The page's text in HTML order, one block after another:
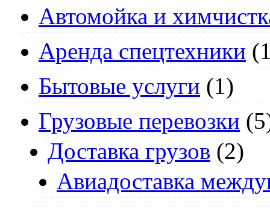
Автомойка и
Аренда спецтехники
Бытовые услуги (1)
Грузовые перевозки
Доставка грузов (2)
Авиадоставка